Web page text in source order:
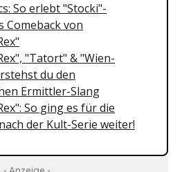
So erlebt "Stocki"-
Comeback von
"Tatort" & "Wien-
du den
Ermittler-Slang
So ging es für die
der Kult-Serie weiter!